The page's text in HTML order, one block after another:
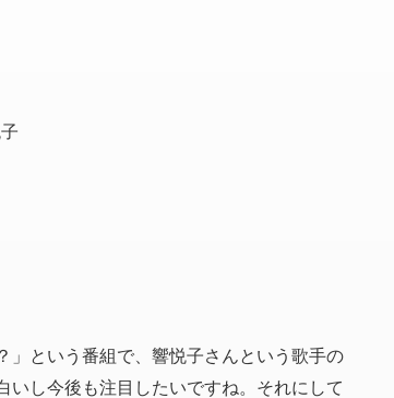
」という番組で、響悦子さんという歌手の
いし今後も注目したいですね。それにして